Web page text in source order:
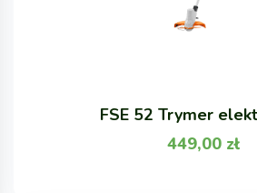
FSE 52 Trymer
449,00 zł